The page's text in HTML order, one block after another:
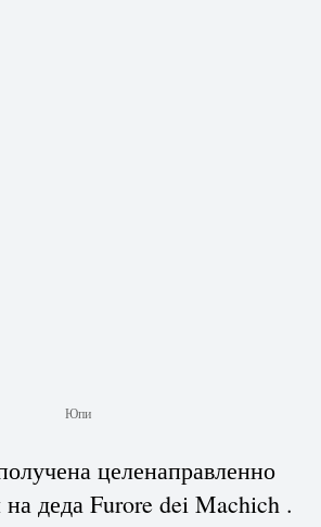
Юпи
целенаправленно
деда Furore dei Machich .